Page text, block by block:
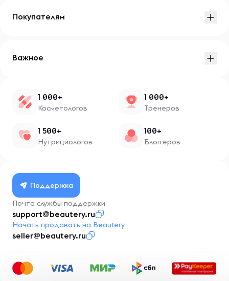
Покупателям
Важное
1 000+
Косметологов
1 000+
Тренеров
1 500+
Нутрициологов
100+
Блоггеров
Поддержка
Почта службы поддержки
support@beautery.ru
Начать продавать на Beautery
seller@beautery.ru